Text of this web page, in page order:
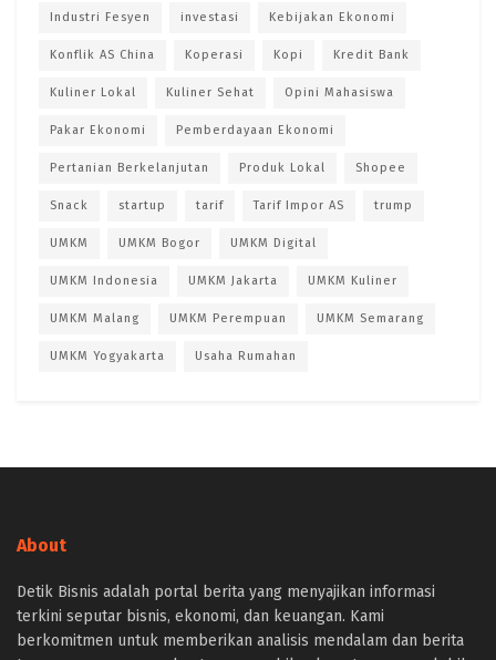
Industri Fesyen investasi Kebijakan Ekonomi
Konflik AS China Koperasi Kopi Kredit Bank
Kuliner Lokal Kuliner Sehat Opini Mahasiswa
Pakar Ekonomi Pemberdayaan Ekonomi
Pertanian Berkelanjutan Produk Lokal Shopee
Snack startup tarif Tarif Impor AS trump
UMKM UMKM Bogor UMKM Digital
UMKM Indonesia UMKM Jakarta UMKM Kuliner
UMKM Malang UMKM Perempuan UMKM Semarang
UMKM Yogyakarta Usaha Rumahan
About
Detik Bisnis adalah portal berita yang menyajikan informasi
terkini seputar bisnis, ekonomi, dan keuangan. Kami
berkomitmen untuk memberikan analisis mendalam dan berita